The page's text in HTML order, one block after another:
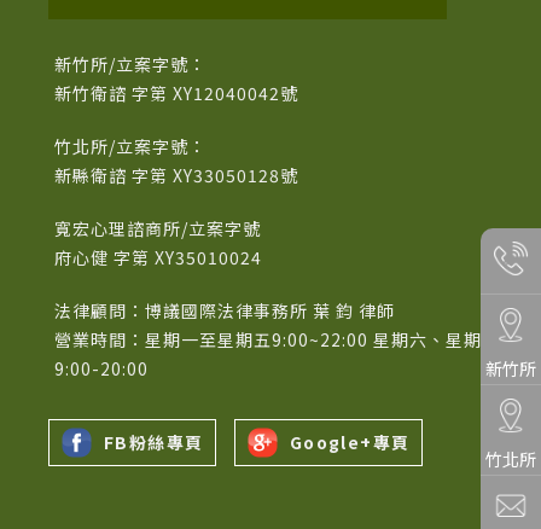
新竹所/立案字號：
新竹衛諮 字第 XY12040042號
竹北所/立案字號：
新縣衛諮 字第 XY33050128號
寬宏心理諮商所/立案字號
府心健 字第 XY35010024
法律顧問：博議國際法律事務所 葉 鈞 律師
營業時間：星期一至星期五9:00~22:00 星期六、星期日
9:00-20:00
FB粉絲專頁 Google+專頁
新竹所
竹北所